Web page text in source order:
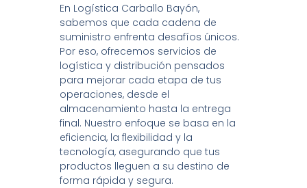
En Logística Carballo Bayón,
sabemos que cada cadena de
suministro enfrenta desafíos únicos.
Por eso, ofrecemos servicios de
logística y distribución pensados
para mejorar cada etapa de tus
operaciones, desde el
almacenamiento hasta la entrega
final. Nuestro enfoque se basa en la
eficiencia, la flexibilidad y la
tecnología, asegurando que tus
productos lleguen a su destino de
forma rápida y segura.